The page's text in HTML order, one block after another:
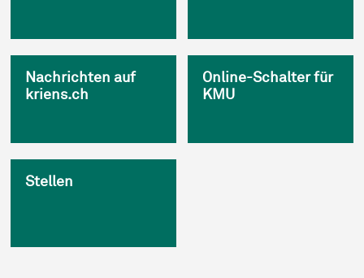
Nachrichten auf
kriens.ch
Online-Schalter für
KMU
Stellen